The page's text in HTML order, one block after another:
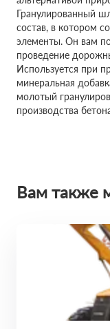
Гранулированный
состав, в котором
элементы. Он вам
проведение
Используется при
минеральная
молотый
производства
Вам также